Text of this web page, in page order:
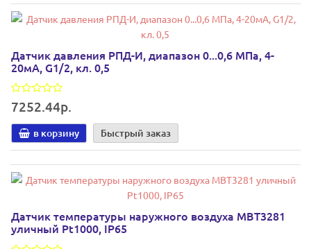
Датчик давления РПД-И, диапазон 0...0,6 МПа, 4-
20мА, G1/2, кл. 0,5
7252.44р.
в корзину Быстрый заказ
Датчик температуры наружного воздуха MBT3281
уличный Pt1000, IP65